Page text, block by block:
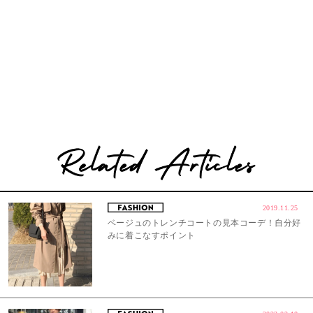
2019.11.25
ベージュのトレンチコートの見本コーデ！自分好
みに着こなすポイント